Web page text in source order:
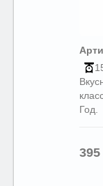
Год.